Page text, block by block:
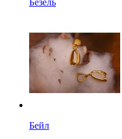
Безель
Бейл